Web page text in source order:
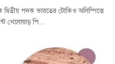
দ্বিতীয় পদক ভারতের টোকিও অলিম্পিক্সে
খেলোয়াড় পি…